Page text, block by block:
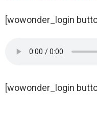
[wowonder_login
[wowonder_login